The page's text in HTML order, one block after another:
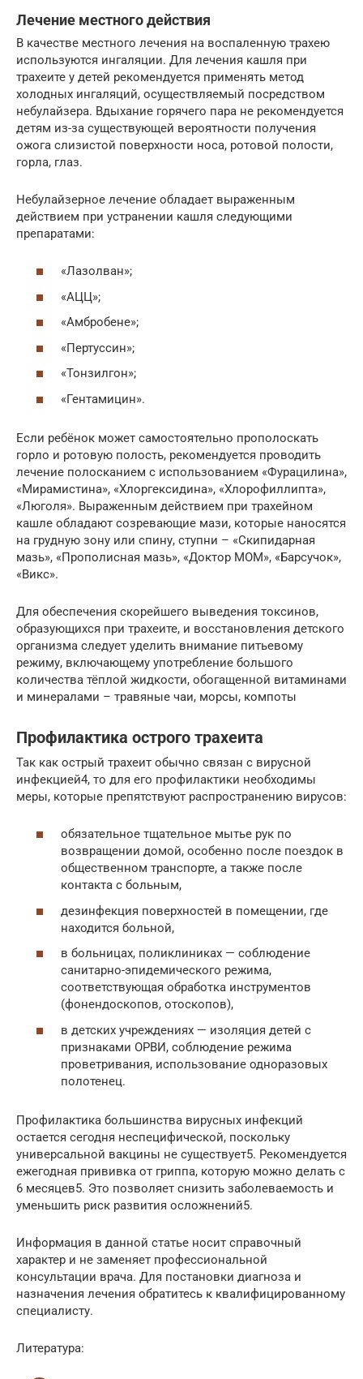
Лечение местного действия
В качестве местного лечения на воспаленную трахею
используются ингаляции. Для лечения кашля при
трахеите у детей рекомендуется применять метод
холодных ингаляций, осуществляемый посредством
небулайзера. Вдыхание горячего пара не рекомендуется
детям из-за существующей вероятности получения
ожога слизистой поверхности носа, ротовой полости,
горла, глаз.
Небулайзерное лечение обладает выраженным
действием при устранении кашля следующими
препаратами:
«Лазолван»;
«АЦЦ»;
«Амбробене»;
«Пертуссин»;
«Тонзилгон»;
«Гентамицин».
Если ребёнок может самостоятельно прополоскать
горло и ротовую полость, рекомендуется проводить
лечение полосканием с использованием «Фурацилина»,
«Мирамистина», «Хлоргексидина», «Хлорофиллипта»,
«Люголя». Выраженным действием при трахейном
кашле обладают созревающие мази, которые наносятся
на грудную зону или спину, ступни – «Скипидарная
мазь», «Прополисная мазь», «Доктор МОМ», «Барсучок»,
«Викс».
Для обеспечения скорейшего выведения токсинов,
образующихся при трахеите, и восстановления детского
организма следует уделить внимание питьевому
режиму, включающему употребление большого
количества тёплой жидкости, обогащенной витаминами
и минералами – травяные чаи, морсы, компоты
Профилактика острого трахеита
Так как острый трахеит обычно связан с вирусной
инфекцией4, то для его профилактики необходимы
меры, которые препятствуют распространению вирусов:
обязательное тщательное мытье рук по
возвращении домой, особенно после поездок в
общественном транспорте, а также после
контакта с больным,
дезинфекция поверхностей в помещении, где
находится больной,
в больницах, поликлиниках — соблюдение
санитарно-эпидемического режима,
соответствующая обработка инструментов
(фонендоскопов, отоскопов),
в детских учреждениях — изоляция детей с
признаками ОРВИ, соблюдение режима
проветривания, использование одноразовых
полотенец.
Профилактика большинства вирусных инфекций
остается сегодня неспецифической, поскольку
универсальной вакцины не существует5. Рекомендуется
ежегодная прививка от гриппа, которую можно делать с
6 месяцев5. Это позволяет снизить заболеваемость и
уменьшить риск развития осложнений5.
Информация в данной статье носит справочный
характер и не заменяет профессиональной
консультации врача. Для постановки диагноза и
назначения лечения обратитесь к квалифицированному
специалисту.
Литература: